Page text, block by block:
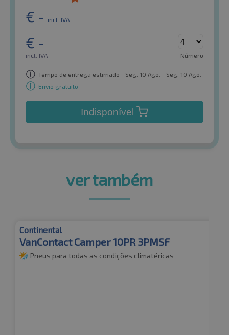
€ - incl. IVA
€ -
incl. IVA Número
Tempo de entrega estimado - Seg. 10 Ago. - Seg. 10 Ago.
Envio gratuito
Indisponível
ver também
Continental
VanContact Camper 10PR 3PMSF
Pneus para todas as condições climatéricas